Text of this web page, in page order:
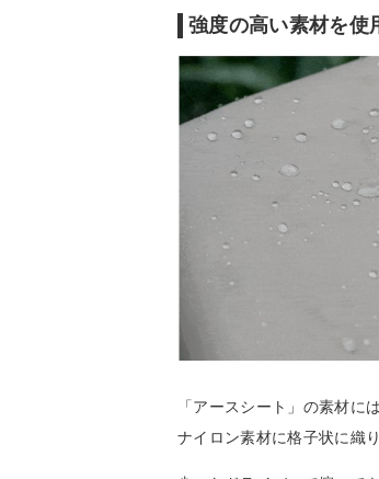
強度の高い素材を使
「アースシート」の素材に
ナイロン素材に格子状に織